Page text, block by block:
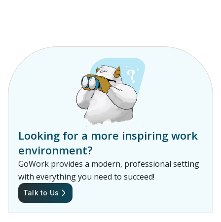
Looking for a more inspiring work
environment?
GoWork provides a modern, professional setting
with everything you need to succeed!
Talk to Us